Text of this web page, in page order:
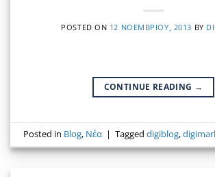
POSTED ON 12 ΝΟΕΜΒΡΊΟΥ, 2013 BY
CONTINUE READING →
Posted in Blog, Νέα | Taggeddigiblog,